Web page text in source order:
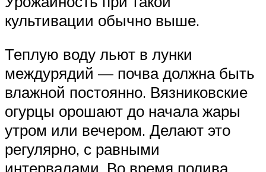
культивации обычно выше.
Теплую воду льют в лунки
междурядий — почва должна быть
влажной постоянно. Вязниковские
огурцы орошают до начала жары
утром или вечером. Делают это
регулярно, с равными
интервалами. Во время полива